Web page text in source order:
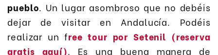
pueblo. Un lugar asombroso que no debéis
dejar de visitar en Andalucía. Podéis
realizar un free tour por Setenil (reserva
gratis aquí). Es una buena manera de